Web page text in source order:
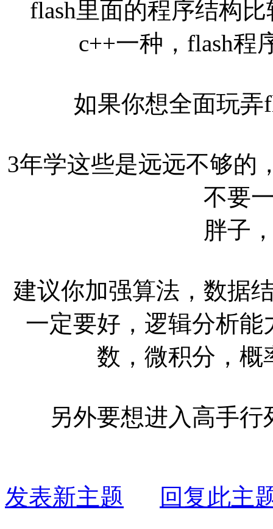
flash里面的程序结构
c++一种，flash程
如果你想全面玩弄
3年学这些是远远不够的
不要
胖子
建议你加强算法，数据
一定要好，逻辑分析
数，微积分，概
另外要想进入高手
发表新主题 回复此主